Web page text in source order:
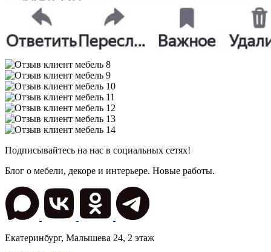
Подписывайтесь на нас в социальных сетях!
Блог о мебели, декоре и интерьере. Новые работы.
Екатеринбург, Малышева 24, 2 этаж